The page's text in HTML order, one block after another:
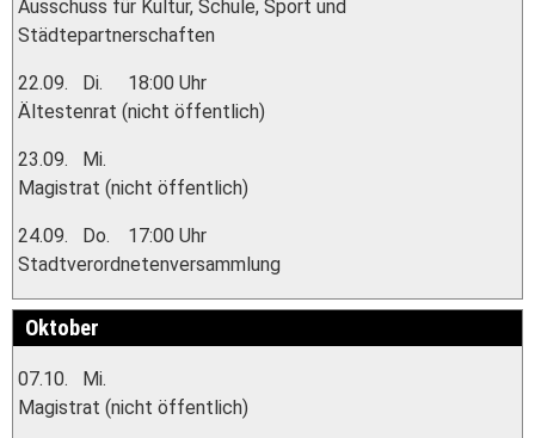
Ausschuss für Kultur, Schule, Sport und
Städtepartnerschaften
22.09. Di.
18:00 Uhr
Ältestenrat (nicht öffentlich)
23.09.
Mi.
Magistrat (nicht öffentlich)
24.09. Do.
17:00 Uhr
Stadtverordnetenversammlung
Oktober
07.10.
Mi.
Magistrat (nicht öffentlich)